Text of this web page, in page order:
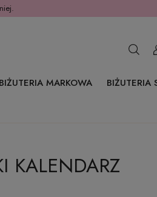
BIŻUTERIA MARKOWA
BIŻUTERIA
KALENDARZ